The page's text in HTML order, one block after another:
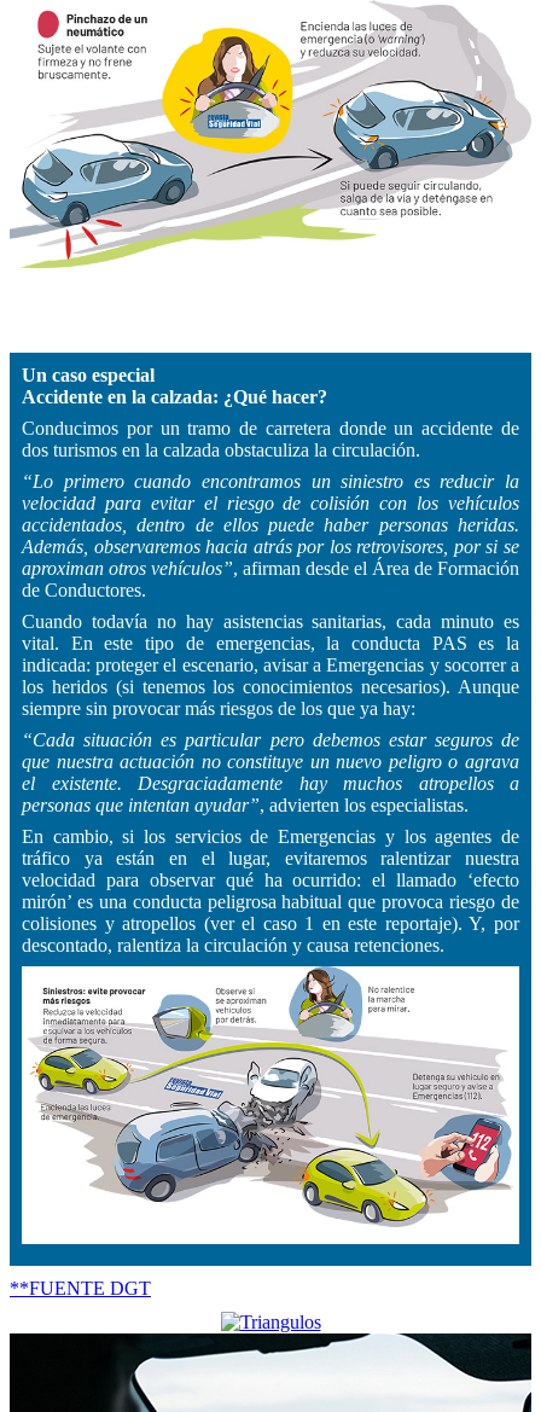
Un caso especial
Accidente en la calzada: ¿Qué hacer?
Conducimos por un tramo de carretera donde un accidente de
dos turismos en la calzada obstaculiza la circulación.
“Lo primero cuando encontramos un siniestro es reducir la
velocidad para evitar el riesgo de colisión con los vehículos
accidentados, dentro de ellos puede haber personas heridas.
Además, observaremos hacia atrás por los retrovisores, por si se
aproximan otros vehículos”, afirman desde el Área de Formación
de Conductores.
Cuando todavía no hay asistencias sanitarias, cada minuto es
vital. En este tipo de emergencias, la conducta PAS es la
indicada: proteger el escenario, avisar a Emergencias y socorrer a
los heridos (si tenemos los conocimientos necesarios). Aunque
siempre sin provocar más riesgos de los que ya hay:
“Cada situación es particular pero debemos estar seguros de
que nuestra actuación no constituye un nuevo peligro o agrava
el existente. Desgraciadamente hay muchos atropellos a
personas que intentan ayudar”, advierten los especialistas.
En cambio, si los servicios de Emergencias y los agentes de
tráfico ya están en el lugar, evitaremos ralentizar nuestra
velocidad para observar qué ha ocurrido: el llamado ‘efecto
mirón’ es una conducta peligrosa habitual que provoca riesgo de
colisiones y atropellos (ver el caso 1 en este reportaje). Y, por
descontado, ralentiza la circulación y causa retenciones.
**FUENTE DGT